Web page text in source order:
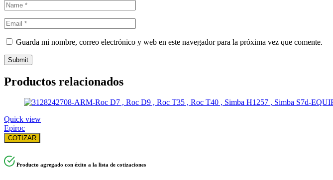
Guarda mi nombre, correo electrónico y web en este navegador para la próxima vez que comente.
Productos relacionados
Quick view
Epiroc
COTIZAR
Producto agregado con éxito a la lista de cotizaciones